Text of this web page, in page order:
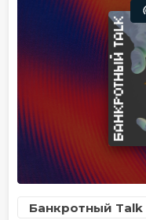
Банкротный Talk